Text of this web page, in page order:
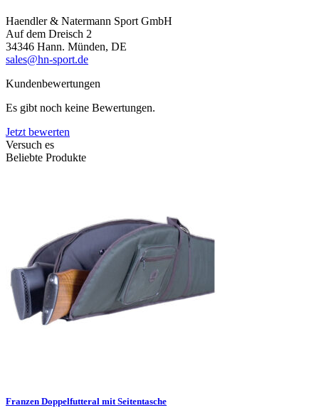
Haendler & Natermann Sport GmbH
Auf dem Dreisch 2
34346 Hann. Münden, DE
sales@hn-sport.de
Kundenbewertungen
Es gibt noch keine Bewertungen.
Jetzt bewerten
Versuch es
Beliebte Produkte
Franzen Doppelfutteral mit Seitentasche